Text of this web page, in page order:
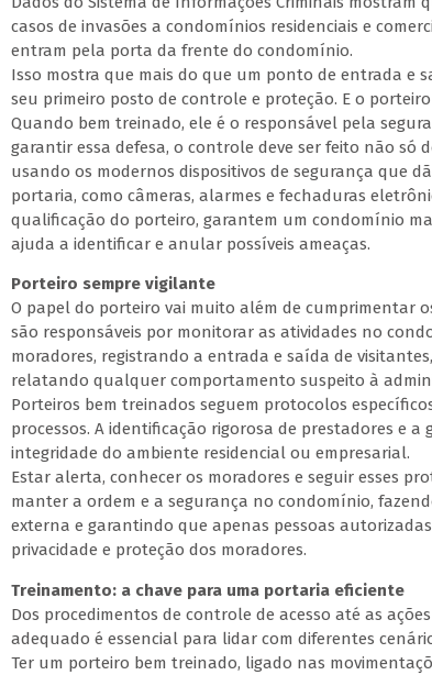
casos de invasões a condomínios residenciais e
entram pela porta da frente do condomínio.
Isso mostra que mais do que um ponto de entrada e
seu primeiro posto de controle e proteção. E o
Quando bem treinado, ele é o responsável pela
garantir essa defesa, o controle deve ser feito não
usando os modernos dispositivos de segurança que
portaria, como câmeras, alarmes e fechaduras
qualificação do porteiro, garantem um condomínio
ajuda a identificar e anular possíveis ameaças.
Porteiro sempre vigilante
O papel do porteiro vai muito além de cumprimentar
são responsáveis por monitorar as atividades no
moradores, registrando a entrada e saída de
relatando qualquer comportamento suspeito à
Porteiros bem treinados seguem protocolos
processos. A identificação rigorosa de prestadores e
integridade do ambiente residencial ou empresarial.
Estar alerta, conhecer os moradores e seguir esses
manter a ordem e a segurança no condomínio,
externa e garantindo que apenas pessoas
privacidade e proteção dos moradores.
Treinamento: a chave para uma portaria eficiente
Dos procedimentos de controle de acesso até as
adequado é essencial para lidar com diferentes
Ter um porteiro bem treinado, ligado nas